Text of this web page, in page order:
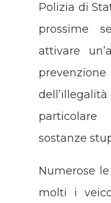
Polizia di
prossime
attivare
sostanze
Numerose
molti i